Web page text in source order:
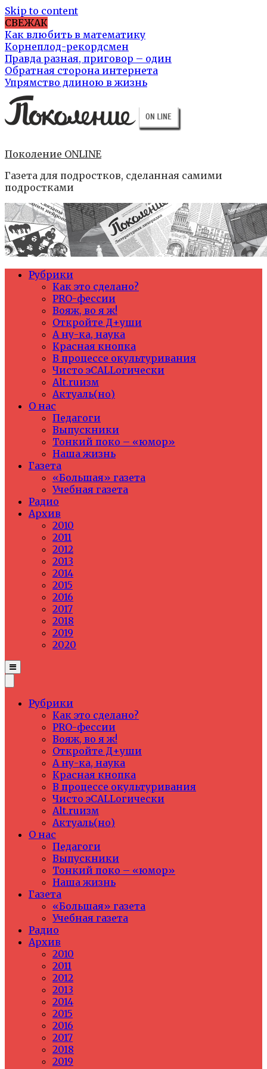
Skip to content
СВЕЖАК
Как влюбить в математику
Корнеплод-рекордсмен
Правда разная, приговор – один
Обратная сторона интернета
Упрямство длиною в жизнь
Поколение ONLINE
Газета для подростков, сделанная самими
подростками
Рубрики
Как это сделано?
PRO-фессии
Вояж, во я ж!
Откройте Д+уши
А ну-ка, наука
Красная кнопка
В процессе окультуривания
Чисто эCALLогически
Alt.ruизм
Актуаль(но)
О нас
Педагоги
Выпускники
Тонкий поко – «юмор»
Наша жизнь
Газета
«Большая» газета
Учебная газета
Радио
Архив
2010
2011
2012
2013
2014
2015
2016
2017
2018
2019
2020
Рубрики
Как это сделано?
PRO-фессии
Вояж, во я ж!
Откройте Д+уши
А ну-ка, наука
Красная кнопка
В процессе окультуривания
Чисто эCALLогически
Alt.ruизм
Актуаль(но)
О нас
Педагоги
Выпускники
Тонкий поко – «юмор»
Наша жизнь
Газета
«Большая» газета
Учебная газета
Радио
Архив
2010
2011
2012
2013
2014
2015
2016
2017
2018
2019